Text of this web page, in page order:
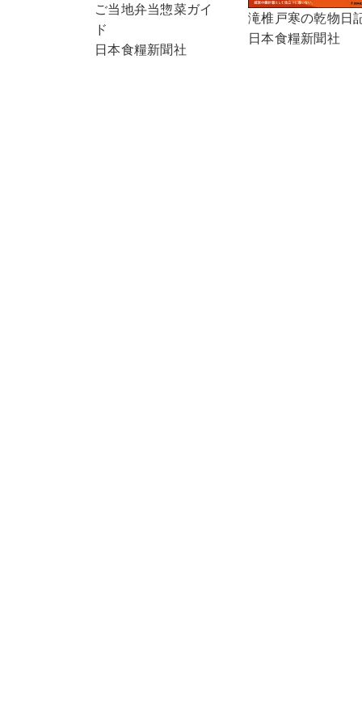
ご当地弁当惣菜ガイ
ド
日本食糧新聞社
滝椎戸寒の乾物日
日本食糧新聞社